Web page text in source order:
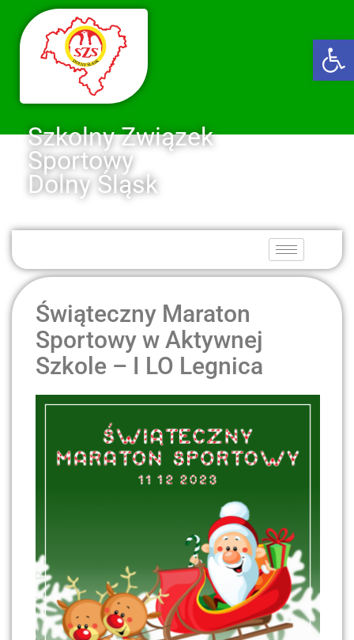
Szkolny Związek
Sportowy
Dolny Śląsk
Świąteczny Maraton
Sportowy w Aktywnej
Szkole – I LO Legnica